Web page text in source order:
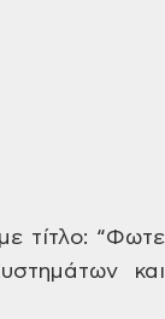
με τίτλο: